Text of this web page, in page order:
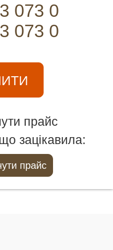
073 0
073 0
прайс
зацікавила:
прайс